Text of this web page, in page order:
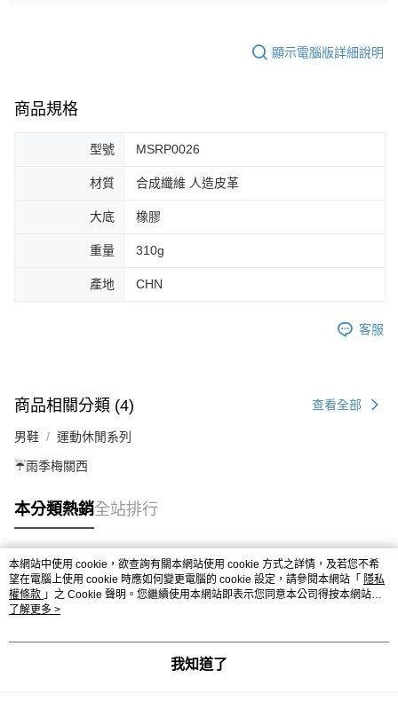
顯示電腦版詳細說明
商品規格
型號 MSRP0026
材質 合成纖維 人造皮革
大底 橡膠
重量 310g
產地 CHN
客服
商品相關分類 (4) 查看全部
男鞋 運動休閒系列
☔雨季梅關西
本分類熱銷全站排行
熱門標籤
本網站中使用 cookie，欲查詢有關本網站使用 cookie 方式之詳情，及若您不希
望在電腦上使用 cookie 時應如何變更電腦的 cookie 設定，請參閱本網站「 隱私
權條款 」之 Cookie 聲明。您繼續使用本網站即表示您同意本公司得按本網站使
用條款之 Cookie 聲明使用 cookie。
了解更多 >
我知道了